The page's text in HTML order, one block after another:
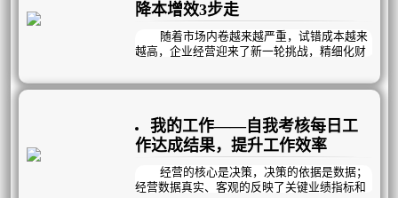
升单
好处3、做好客情维护，增加客户粘性
好处4、解决员工不愿意回访，顾客不愿
意接听电话的问题
降本增效3步走
随着市场内卷越来越严重，试错成本越来
越高，企业经营迎来了新一轮挑战，精细化财
我们从成本结构管控、库存管理优化、现
我的工作——自我考核每日工
作达成结果，提升工作效率
经营的核心是决策，决策的依据是数据；
经营数据真实、客观的反映了关键业绩指标和